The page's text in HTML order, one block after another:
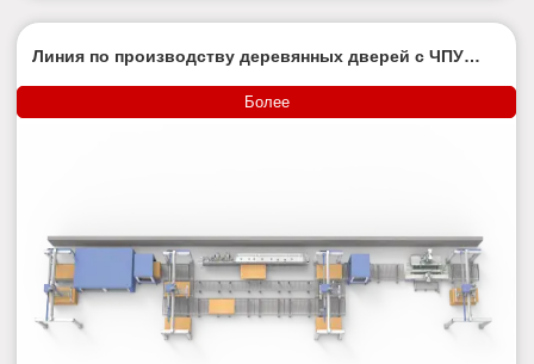
Линия по производству деревянных дверей с ЧПУ
Более